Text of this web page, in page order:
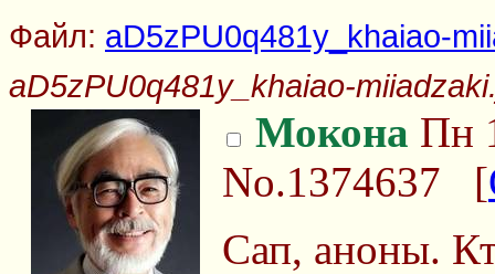
Файл: aD5zPU0q481y_khaiao-
aD5zPU0q481y_khaiao-
Мокона Пн
No.1374637 [
Сап, аноны.